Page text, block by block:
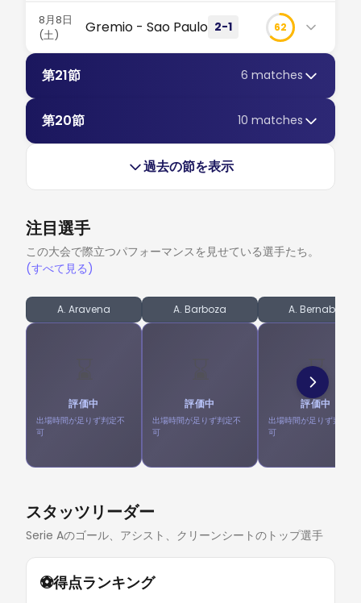
ュートが飛び交い、レッドカードも飛び出した熱狂的な一戦
は、双方にとってフラストレーションの溜まるドロー決着と
なった。 試合の序盤 エスタディオ・オリンピコ・ニウト
ン・サントスでのキックオフ直後から 激しさ が際立ち、ダ
ービーはまさに真っ向勝負の様相を呈した。 ボタフォゴ は
ポゼッションを譲るカウンター戦術を選択し、鋭い攻撃を展
開。90分間で両チーム合計32本のシュートが放たれ、意地と
ックス・テレス が強烈な一撃を叩き込み、ホームの大歓声の
中で先制点を奪った。 試合の転換点 1点ビハインドの フルミ
ョン率は60%に達した。ゲームの 拮抗度 は徐々にアウェイ
チームに傾き、彼らは敵陣での猛攻を強めた。58分、その執
念が実を結ぶ。 ケヴィン・セルナ が守備網を切り裂く絶妙
して同点に追いついた。両チームのGKが合計9つのセーブを
記録し、試合は極限の緊張感の中で推移した。 決
らに沈む結果となった。#コリチーバ #ブラジル全国
選手権 #シャペコエンセ
効率的なコリチーバ、シャペコエンセの苦境を深める コリチ
ーバのカウンターにおける冷徹なまでの効率性が、シャペコ
エンセの無益なポゼッションを完全に無力化し、相手を降格
圏へさらに追い込んだ。 目的なきポゼッション 生き残りを
懸けて必死の形相でスタジアムに乗り込んだシャペコエンセ
は、序盤から主導権を握ろうとする姿勢を見せた。アウェイ
くからの格言通り、ファイナルサードで脅威を与えられなけ
れば、ボールを保持している意味など皆無に等しい。コリチ
ーバは序盤のプレッシャーを難なく吸収し、一撃のチャンス
を待った。エスタジオ・マジョール・アントニオ・コウト・
チーム合わせて26本のシュートが放たれる激戦となった。攻
防が続いた31分、ついにホームチームが均衡を破る。 チア
を突いてコリチーバが先制に成功。ビジターは失点に完全に
意気消沈した。前半終了間際、 ジャシー が追加点を挙げる
も、VAR
レビューを読む
マンゲイロンでの激闘は2-2のドロー！残留争い中の
レモが貴重な勝ち点1をもぎ取り、アトレチコ・ミネ
イロは痛恨の足踏み。降格圏の戦いはまだまだ終わら
ない。 #SerieA #レモ #ガロ
4ゴールが飛び交う激闘、残留争いの行方は混迷へ 2-2の乱
打戦は最高のエンターテインメントとなったが、両チームに
とってはそれぞれの目標達成に向けた貴重な勝ち点3を取り
こぼす悔しい結果となった。 序盤からの火花 マンゲイロン
のスタジアムはキックオフ直後から熱気に包まれ、残留を必
死に目指すホームチームの危機感がピッチ上での激しい攻防
モ は立ち上がりから猛烈な決意を見せた。わずか3分で均衡
が破れる。マルロンからの鋭いクロスに ジャジャ が合わ
せ、見事にゴールを奪い、残留を目指すチームに夢のような
しさ を一気に高めた。中位の安定と大陸大会出場権を狙う
アトレチコ・ミネイロ は、1部残留へ執念を燃やす相手の猛
塗り替えたアウェイチームは、徐々に自分たちの戦術を押し
付け、ポゼッション率58%を記録するなど主導権を掌握し
た。組織的なビルドアップで、ホームの熱狂的なサポーター
を静まり
レビューを読む
8月8日
(土)
Gremio - Sao Paulo 2-1 62
ポルト・アレグレでカオス発生！グレミオが後半の猛
攻でサンパウロを2-1と逆転。86分のパボンの決勝弾
がチームを救う大きな一勝に。残留争いから目が離せ
ない！ #グレミオ #セリエA #ブラジル全国選手権
残留への執念：グレミオが本拠地で劇的逆転劇を演出 グレミ
オ・アリーナでの重要な逆転勝利は、残留争いに身を投じる
ホームチームに新たな活力を吹き込んだ。 前半の痛恨の一撃
漂い、残留をかけた崖っぷちの戦いであるという重圧が突き
つけられていた。アウェイの サンパウロ はすぐにリズムを
掴み、ポゼッション率52%で序盤のペースを支配した。我々
引かない緊迫した攻防を完璧に示している。しかし、ホーム
チームが前半を無失点で凌いだと思われたアディショナルタ
給。これを冷静に決められ、均衡が破れた。47分の失点は、
残留に怯えるホームの観衆にとって冷水を浴びせられるよう
な一撃となった。 形勢逆転 ハーフタイムにロッカールーム
で何が語られたのか、それは魔法のような変化をもたらし
れ、試合の 拮抗度 は開始3分で一変する。 カルロス・ビニシ
レビューを読む
第21節 6 matches
第20節 10 matches
過去の節を表示
注目選手
この大会で際立つパフォーマンスを見せている選手たち。
(すべて見る)
A. Aravena
評価中
出場時間が足りず判定不
可
A. Barboza
評価中
出場時間が足りず判定不
可
A. Bernabéi
⌛
評価中
出場時間が足りず判定不
可
スタッツリーダー
Serie Aのゴール、アシスト、クリーンシートのトップ選手
⚽得点ランキング